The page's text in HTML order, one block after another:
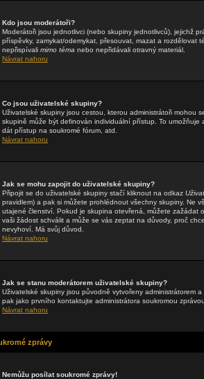
Kdo jsou moderátoři?
Moderátoři jsou jednotlivci (nebo skupiny jednotlivců), jejichž
příspěvky, zamykat/odemykat, přesouvat, mazat a rozdělovat
nepřispívali mimo téma nebo nepřidávali otravný materiál.
Návrat nahoru
Co jsou uživatelské skupiny?
Uživatelské skupiny jsou cestou, kterou administrátoři mohou
skupině může být definován individuální přístup. To
dát přístup na soukromé fórum, atd.
Návrat nahoru
Jak se mohu zapojit do uživatelské skupiny?
Připojit se do uživatelské skupiny stačí kliknout na odkaz
pravidlem) a pak si můžete prohlédnout všechny skupiny. Ne
utajené členství. Pokud je skupina otevřená, můžete zažádat
vaši žádost schválit a může se vás zeptat na důvody, proč
nevyhoví. Má svůj důvod.
Návrat nahoru
Jak se stanu moderátorem uživatelské skupiny?
Uživatelské skupiny jsou původně vytvořeny administrátorem
pak jako prvního kontaktujte administrátora soukromou
Návrat nahoru
zprávy
Nemůžu posílat soukromé zprávy!